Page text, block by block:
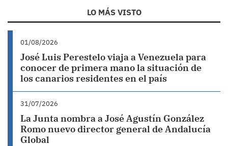
LO MÁS VISTO
01/08/2026
José Luis Perestelo viaja a Venezuela para
conocer de primera mano la situación de
los canarios residentes en el país
31/07/2026
La Junta nombra a José Agustín González
Romo nuevo director general de Andalucía
Global